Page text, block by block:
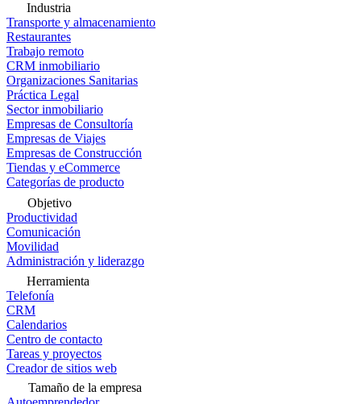
Industria
Transporte y almacenamiento
Restaurantes
Trabajo remoto
CRM inmobiliario
Organizaciones Sanitarias
Práctica Legal
Sector inmobiliario
Empresas de Consultoría
Empresas de Viajes
Empresas de Construcción
Tiendas y eCommerce
Categorías de producto
Objetivo
Productividad
Comunicación
Movilidad
Administración y liderazgo
Herramienta
Telefonía
CRM
Calendarios
Centro de contacto
Tareas y proyectos
Creador de sitios web
Tamaño de la empresa